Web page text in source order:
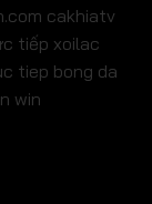
cakhiatv
tiếp xoilac
tiep bong da
win